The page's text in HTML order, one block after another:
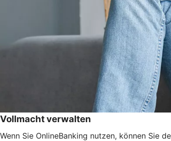
Vollmacht verwalten
Wenn Sie OnlineBanking nutzen, können Sie